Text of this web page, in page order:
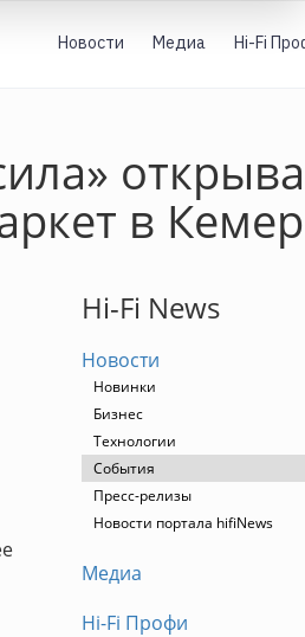
Новости Медиа Hi-Fi
в
Hi-Fi News
Новости
Новинки
Бизнес
Технологии
События
Пресс-релизы
Новости портала hifiNews
Медиа
Hi-Fi Профи